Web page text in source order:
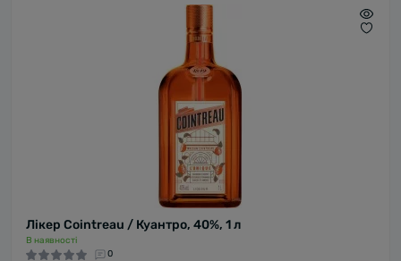
Лікер Cointreau / Куантро, 40%, 1 л
В наявності
0